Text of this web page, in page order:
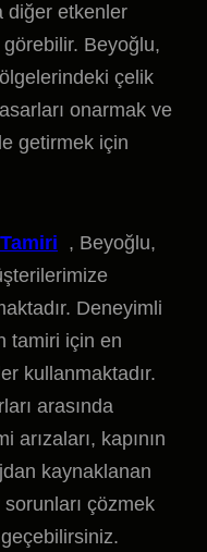
diğer etkenler
Beyoğlu,
çelik
onarmak ve
getirmek için
, Beyoğlu,
Deneyimli
tamiri için en
kullanmaktadır.
arasında
arızaları, kapının
kaynaklanan
çözmek